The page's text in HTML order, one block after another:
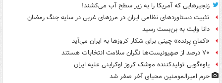
زنجیرهایی که آمریکا را به زیر سطح آب می‌کشند!
تثبیت دستاوردهای نظامی ایران در مرزهای غربی در سایه جنگ رمضان
دانا وایت به بن‌بست رسید
«کمانِ پرنده» چینی برای شکار کروزها به ایران می‌آید
۷۰ درصد از صهیونیست‌ها نگران سلامت انتخابات هستند
یاوه‌گویی تولیدکننده موشک کروز اوکراینی علیه ایران
حرم امیرالمومنین محیای آخر صفر شد